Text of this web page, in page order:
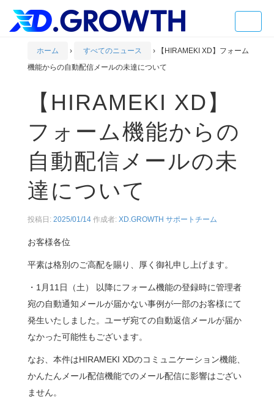
ホーム › すべてのニュース ›
【HIRAMEKI XD】フォーム
機能からの自動配信メールの未達について
【HIRAMEKI XD】
フォーム機能からの
自動配信メールの未
達について
投稿日: 2025/01/14作成者: XD.GROWTH サポートチーム
お客様各位
平素は格別のご高配を賜り、厚く御礼申し上げます。
・1月11日（土） 以降にフォーム機能の登録時に管理者
宛の自動通知メールが届かない事例が一部のお客様にて
発生いたしました。ユーザ宛ての自動返信メールが届か
なかった可能性もございます。
なお、本件はHIRAMEKI XDのコミュニケーション機能、
かんたんメール配信機能でのメール配信に影響はござい
ません。